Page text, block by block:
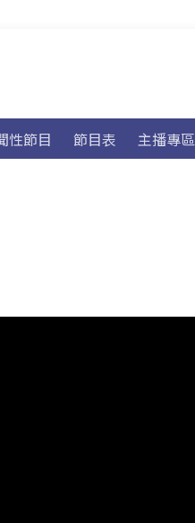
性節目 節目表 主播專區